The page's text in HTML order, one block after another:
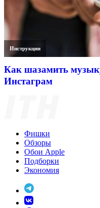
Инструкции
Как шазамить
Инстаграм
Фишки
Обзоры
Обои Apple
Подборки
Экономия